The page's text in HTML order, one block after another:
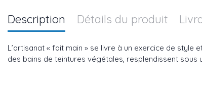
Description Détails du produit
L’artisanat « fait main » se livre à un exercice de
des bains de teintures végétales, resplendissent sous